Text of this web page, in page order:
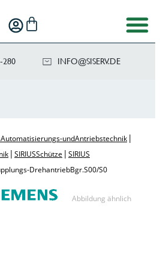
280 ED.VRE
SIS@OF
NI
Automatisierungs- und Antriebstechnik |
| SIRIUS Schütze | SIRIUS
Drehantrieb Bgr. S00/S0
Abbildung ähnlich